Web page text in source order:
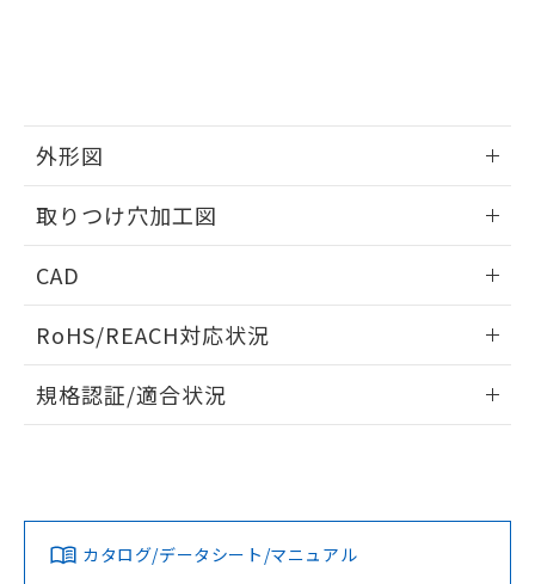
外形図
取りつけ穴加工図
CAD
ドすることができます。
ログイン/会員登録
ダウンロードデータをご利用いただく前に、以下を必ずお読
みください。
ソフトウェアの使用条件
RoHS/REACH対応状況
EU RoHS 注意事項・凡例
対応済み
規格認証/適合状況
カタログ/データシート/マニュアル
および当社の共同利用者が、当社の製
※当社の共同利用者とは、
の共同利用に関して"
の「1.共同利
とができます。
EU RoHS指令（10物質）の非含有証明書
ものではありません。
また、RoHS指令のフタル酸エステル類４
物質の対応では、対応完了までの期間は出
荷製品に未対応品が混在することから備考
欄に対応日を記載しておりました。